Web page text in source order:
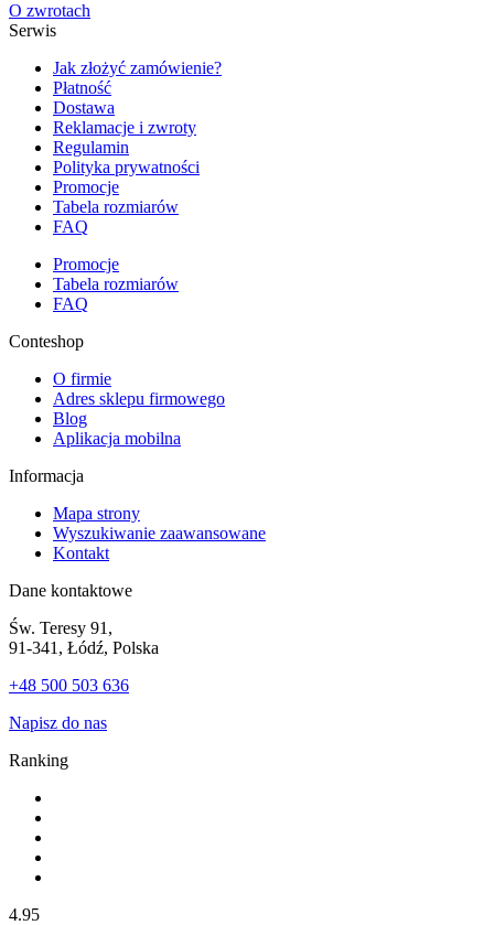
O zwrotach
Serwis
Jak złożyć zamówienie?
Płatność
Dostawa
Reklamacje i zwroty
Regulamin
Polityka prywatności
Promocje
Tabela rozmiarów
FAQ
Promocje
Tabela rozmiarów
FAQ
Conteshop
O firmie
Adres sklepu firmowego
Blog
Aplikacja mobilna
Informacja
Mapa strony
Wyszukiwanie zaawansowane
Kontakt
Dane kontaktowe
Św. Teresy 91,
91-341, Łódź, Polska
+48 500 503 636
Napisz do nas
Ranking
4.95